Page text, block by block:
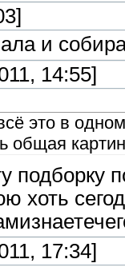
и
14:55]
это в
общая
хоть
17:34]